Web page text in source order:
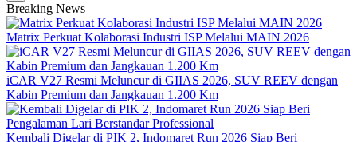
Breaking News
Matrix Perkuat Kolaborasi Industri ISP Melalui MAIN 2026
iCAR V27 Resmi Meluncur di GIIAS 2026, SUV REEV dengan
Kabin Premium dan Jangkauan 1.200 Km
Kembali Digelar di PIK 2, Indomaret Run 2026 Siap Beri